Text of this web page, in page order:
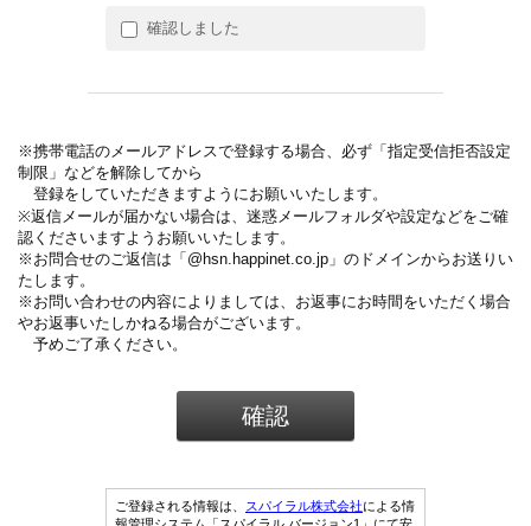
確認しました
※携帯電話のメールアドレスで登録する場合、必ず「指定受信拒否設定
制限」などを解除してから
登録をしていただきますようにお願いいたします。
※返信メールが届かない場合は、迷惑メールフォルダや設定などをご確
認くださいますようお願いいたします。
※お問合せのご返信は「@hsn.happinet.co.jp」のドメインからお送りい
たします。
※お問い合わせの内容によりましては、お返事にお時間をいただく場合
やお返事いたしかねる場合がございます。
予めご了承ください。
ご登録される情報は、 スパイラル株式会社による情